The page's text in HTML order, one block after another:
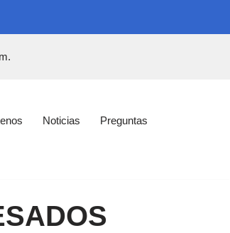
Noticias Preguntas